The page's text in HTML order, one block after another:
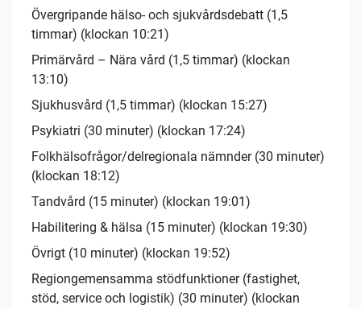
Övergripande hälso- och sjukvårdsdebatt (1,5
timmar) (klockan 10:21)
Primärvård – Nära vård (1,5 timmar) (klockan
13:10)
Sjukhusvård (1,5 timmar) (klockan 15:27)
Psykiatri (30 minuter) (klockan 17:24)
Folkhälsofrågor/delregionala nämnder (30 minuter)
(klockan 18:12)
Tandvård (15 minuter) (klockan 19:01)
Habilitering & hälsa (15 minuter) (klockan 19:30)
Övrigt (10 minuter) (klockan 19:52)
Regiongemensamma stödfunktioner (fastighet,
stöd, service och logistik) (30 minuter) (klockan